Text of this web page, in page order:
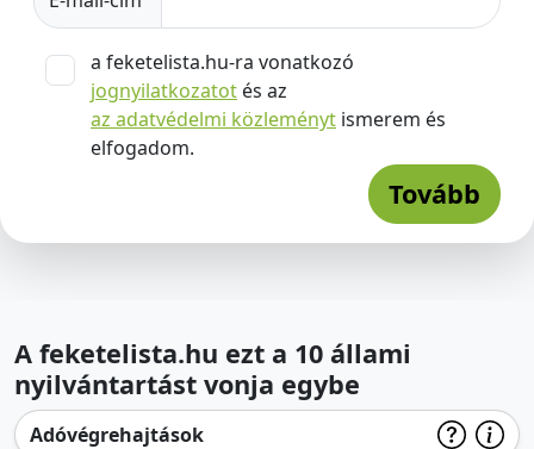
a feketelista.hu-ra vonatkozó
jognyilatkozatot és az
az adatvédelmi közleményt ismerem és
elfogadom.
Tovább
A feketelista.hu ezt a 10 állami
nyilvántartást vonja egybe
Adóvégrehajtások